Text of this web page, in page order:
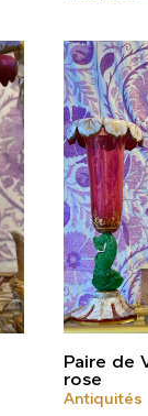
Paire de
rose
Antiquités